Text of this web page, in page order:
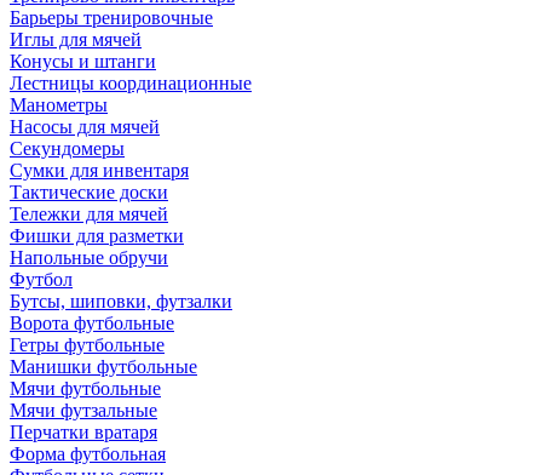
Барьеры тренировочные
Иглы для мячей
Конусы и штанги
Лестницы координационные
Манометры
Насосы для мячей
Секундомеры
Сумки для инвентаря
Тактические доски
Тележки для мячей
Фишки для разметки
Напольные обручи
Футбол
Бутсы, шиповки, футзалки
Ворота футбольные
Гетры футбольные
Манишки футбольные
Мячи футбольные
Мячи футзальные
Перчатки вратаря
Форма футбольная